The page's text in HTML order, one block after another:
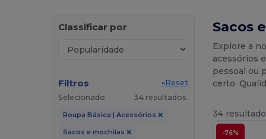
Classificar por
Filtros
«Reset
Selecionado
34 resultados.
Roupa Básica | Acessórios
Sacos e mochilas
Sacos
Explore a
acessórios
pessoal ou
certo.
34
-76%